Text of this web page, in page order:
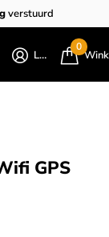
verstuurd
Login
0
GPS